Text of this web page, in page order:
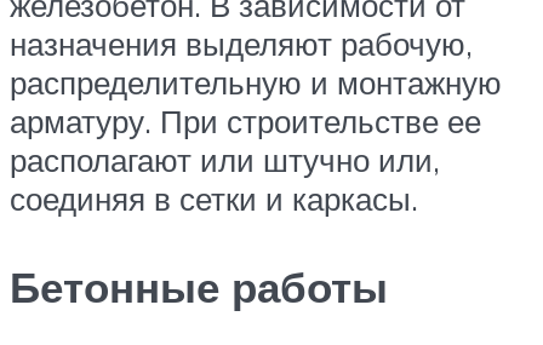
назначения выделяют рабочую,
распределительную и монтажную
арматуру. При строительстве ее
располагают или штучно или,
соединяя в сетки и каркасы.
Бетонные работы